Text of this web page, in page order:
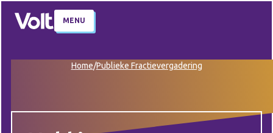
MENU
Home/Publieke Fractievergadering